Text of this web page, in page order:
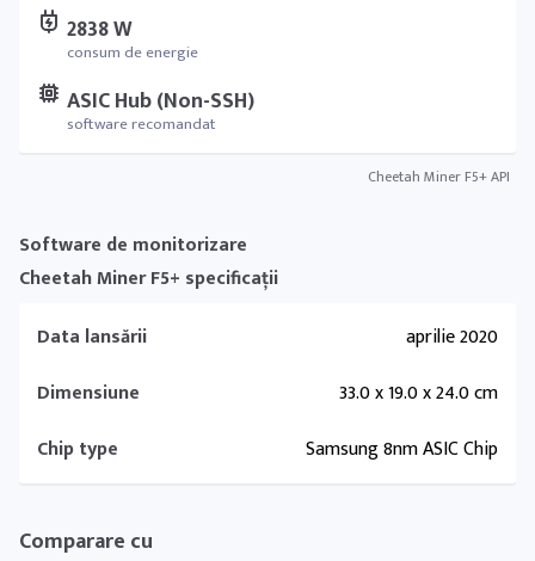
2838 W
consum de energie
ASIC Hub (Non-SSH)
software recomandat
Cheetah Miner F5+ API
Software de monitorizare
Cheetah Miner F5+ specificații
Data lansării
aprilie 2020
Dimensiune
33.0 x 19.0 x 24.0 cm
Chip type
Samsung 8nm ASIC Chip
Comparare cu